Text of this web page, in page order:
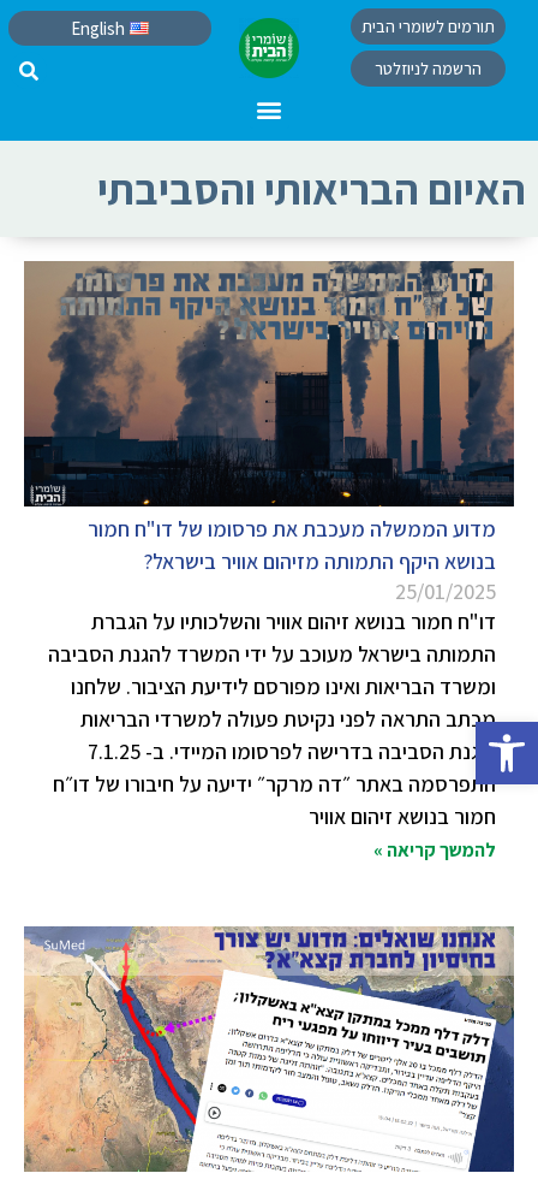
פתח סרגל נגישות
תורמים לשומרי הבית
הרשמה לניוזלטר
English
האיום הבריאותי והסביבתי
מדוע הממשלה מעכבת את פרסומו של דו"ח חמור
בנושא היקף התמותה מזיהום אוויר בישראל?
25/01/2025
דו"ח חמור בנושא זיהום אוויר והשלכותיו על הגברת
התמותה בישראל מעוכב על ידי המשרד להגנת הסביבה
ומשרד הבריאות ואינו מפורסם לידיעת הציבור. שלחנו
מכתב התראה לפני נקיטת פעולה למשרדי הבריאות
והגנת הסביבה בדרישה לפרסומו המיידי. ב- 7.1.25
התפרסמה באתר ״דה מרקר״ ידיעה על חיבורו של דו״ח
חמור בנושא זיהום אוויר
להמשך קריאה »